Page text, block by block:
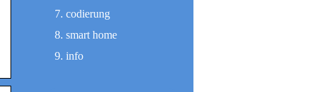
codierung
smart home
info